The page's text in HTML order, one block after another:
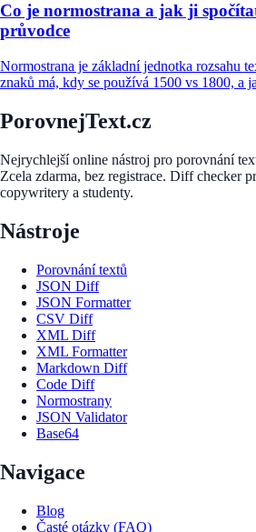
Co je normostrana a jak ji
průvodce
Normostrana je základní jednotka rozsahu
znaků má, kdy se používá 1500 vs 1800, a
PorovnejText.cz
Nejrychlejší online nástroj pro porovnání
Zcela zdarma, bez registrace. Diff checker
copywritery a studenty.
Nástroje
Porovnání textů
JSON Diff
JSON Formatter
CSV Diff
XML Diff
XML Formatter
Markdown Diff
Code Diff
Normostrany
JSON Validator
Base64
Navigace
Blog
Časté otázky (FAQ)